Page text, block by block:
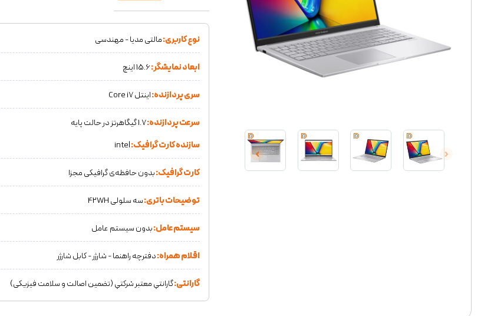
نوع کاربری:مالتی مدیا - مهندسی
ابعاد نمایشگر:15.6 اینچ
سری پردازنده:اینتل Core i7
سرعت پردازنده:1.7 گیگاهرتز در حالت پایه
سازنده کارت گرافیک:intel
کارت گرافیک:بدون حافظه‌ی گرافیکی مجزا
توضیحات باتری:سه سلولی 42WH
سیستم عامل:بدون سیستم عامل
اقلام همراه:دفترچه راهنما - شارژر - کابل شارژر
گارانتی:گارانتي معتبر شركتي (تضمين اصالت و سلامت فیزیکی)